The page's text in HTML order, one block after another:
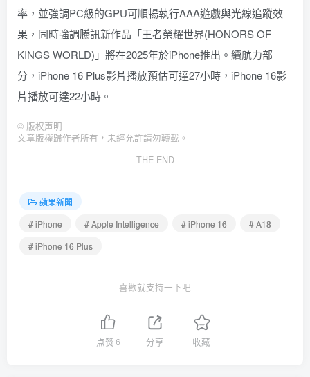
率，並強調PC級的GPU可順暢執行AAA遊戲與光線追蹤效
果，同時強調騰訊新作品「王者榮耀世界(HONORS OF
KINGS WORLD)」將在2025年於iPhone推出。續航力部
分，iPhone 16 Plus影片播放預估可達27小時，iPhone 16影
片播放可達22小時。
© 版权声明
文章版權歸作者所有，未經允許請勿轉載。
THE END
蘋果新聞
# iPhone
# Apple Intelligence # iPhone 16
# A18
# iPhone 16 Plus
喜歡就支持一下吧
点赞6 分享 收藏